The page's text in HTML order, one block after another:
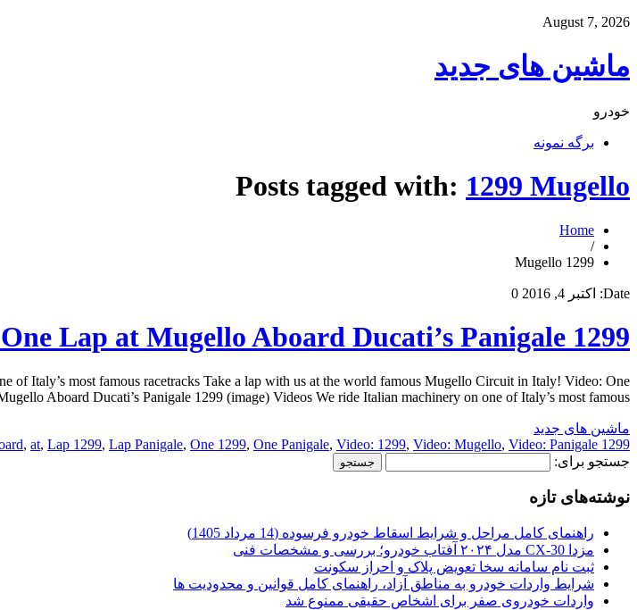
August 7, 2026
ماشین های جدید
خودرو
برگه نمونه
Posts tagged with: 1299 Mugello
Home
/
1299 Mugello
Date: اکتبر 4, 2016 0
Lap at Mugello Aboard Ducati’s Panigale 1299
of Italy’s most famous racetracks Take a lap with us at the world famous Mugello Circuit in Italy! Video: One
Aboard Ducati’s Panigale 1299 (image) Videos We ride Italian machinery on one of Italy’s most famous […]
ماشین های جدید
1299 Mugello
, at, Lap 1299, Lap Panigale, One 1299, One Panigale, Video: 1299, Video: Mugello, Video: Panigale
جستجو برای:
نوشته‌های تازه
راهنمای کامل مراحل و شرایط اسقاط خودرو فرسوده (14 مرداد 1405)
مزدا CX-30 مدل ۲۰۲۴ آفتاب خودرو؛ بررسی و مشخصات فنی
ثبت نام سامانه سخا تعویض پلاک و احراز سکونت
شرایط واردات خودرو به مناطق آزاد، راهنمای کامل قوانین و محدودیت ها
واردات خودروی صفر برای اشخاص حقیقی ممنوع شد